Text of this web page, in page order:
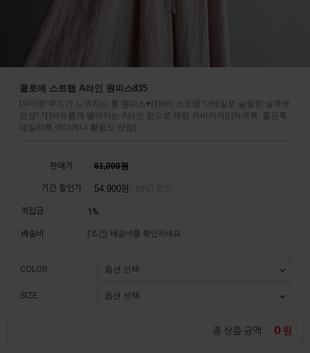
클로에 스트랩 A라인 원피스835
[우아한 무드가 느껴지는 롱 원피스♥] [허리 스트랩 디테일로 슬림한 실루엣
완성*.*] [여유롭게 떨어지는 A라인 핏으로 체형 커버까지!] [하객룩, 출근룩,
데일리룩 어디에나 활용도 만점]
판매가 61,000원
기간 할인가 54,900원
적립금 1%
배송비 (조건) 배송비를 확인하세요
COLOR
SIZE
총 상품 금액 0 원